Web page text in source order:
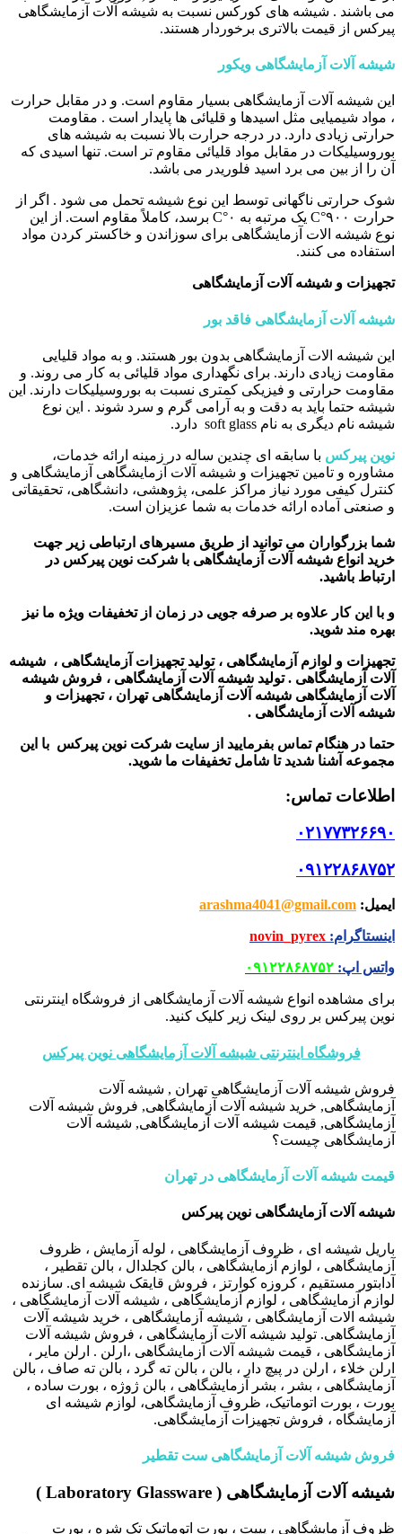
می باشند . شیشه های کورکس نسبت به شیشه آلات آزمایشگاهی
پیرکس از قیمت بالاتری برخوردار هستند.
شیشه آلات آزمایشگاهی ویکور
این شیشه آلات آزمایشگاهی بسیار مقاوم است. و در مقابل حرارت
، مواد شیمیایی مثل اسیدها و قلیائی ها پایدار است . مقاومت
حرارتی زیادی دارد. در درجه حرارت بالا نسبت به شیشه های
بوروسیلیکات در مقابل مواد قلیائی مقاوم تر است. تنها اسیدی که
آن را از بین می برد اسید فلوریدر می باشد.
شوک حرارتی ناگهانی توسط این نوع شیشه تحمل می شود . اگر از
حرارت C°۹۰۰ یک مرتبه به C°۰ برسد، کاملاً مقاوم است. از این
نوع شیشه الات آزمایشگاهی برای سوزاندن و خاکستر کردن مواد
استفاده می کنند.
تجهیزات و شیشه آلات آزمایشگاهی
شیشه آلات آزمایشگاهی فاقد بور
این شیشه الات آزمایشگاهی بدون بور هستند. و به مواد قلیایی
مقاومت زیادی دارند. برای نگهداری مواد قلیائی به کار می روند. و
مقاومت حرارتی و فیزیکی کمتری نسبت به بوروسیلیکات دارند. این
شیشه حتما باید به دقت و به آرامی گرم و سرد شوند . این نوع
شیشه نام دیگری به نام soft glass دارد.
نوین پیرکس با سابقه ای چندین ساله در زمینه ارائه خدمات،
مشاوره و تامین تجهیزات و شیشه آلات آزمایشگاهی آزمایشگاهی و
کنترل کیفی مورد نیاز مراکز علمی، پژوهشی، دانشگاهی، تحقیقاتی
و صنعتی آماده ارائه خدمات به شما عزیزان است.
شما بزرگواران می توانید از طریق مسیرهای ارتباطی زیر جهت
خرید انواع شیشه آلات آزمایشگاهی با شرکت نوین پیرکس در
ارتباط باشید.
و با این کار علاوه بر صرفه جویی در زمان از تخفیفات ویژه ما نیز
بهره مند شوید.
تجهیزات و لوازم آزمایشگاهی ، تولید تجهیزات آزمایشگاهی ، شیشه
آلات آزمایشگاهی . تولید شیشه آلات آزمایشگاهی ، فروش شیشه
آلات آزمایشگاهی شیشه آلات آزمایشگاهی تهران ، تجهیزات و
شیشه آلات آزمایشگاهی .
حتما در هنگام تماس بفرمایید از سایت شرکت نوین پیرکس با این
مجموعه آشنا شدید تا شامل تخفیفات ما شوید.
اطلاعات تماس:
۰۲۱۷۷۳۲۶۶۹۰
۰۹۱۲۲۸۶۸۷۵۲
ایمیل:
arashma4041@gmail.com
اینستاگرام:
novin_pyrex
واتس اپ: ۰۹۱۲۲۸۶۸۷۵۲
برای مشاهده انواع شیشه آلات آزمایشگاهی از فروشگاه اینترنتی
نوین پیرکس بر روی لینک زیر کلیک کنید.
فروشگاه اینترنتی شیشه آلات آزمایشگاهی نوین پیرکس
فروش شیشه آلات آزمایشگاهی تهران , شیشه آلات
آزمایشگاهی, خرید شیشه آلات آزمایشگاهی, فروش شیشه آلات
آزمایشگاهی, قیمت شیشه آلات آزمایشگاهی, شیشه آلات
آزمایشگاهی چیست؟
قیمت شیشه آلات آزمایشگاهی در تهران
شیشه آلات آزمایشگاهی نوین پیرکس
باریل شیشه ای ، ظروف آزمایشگاهی ، لوله آزمایش ، ظروف
آزمایشگاهی ، لوازم آزمایشگاهی ، بالن کجلدال ، بالن تقطیر ،
آدابتور مستقیم ، کروزه کوارتز ، فروش قایقک شیشه ای. سازنده
لوازم آزمایشگاهی ، لوازم آزمایشگاهی ، شیشه آلات آزمایشگاهی ،
شیشه الات آزمایشگاهی ، شیشه آزمایشگاهی ، خرید شیشه آلات
آزمایشگاهی. تولید شیشه آلات آزمایشگاهی ، فروش شیشه آلات
آزمایشگاهی ، قیمت شیشه آلات آزمایشگاهی ،ارلن . ارلن مایر ،
ارلن خلاء ، ارلن در پیچ دار ، بالن ، بالن ته گرد ، بالن ته صاف ، بالن
آزمایشگاهی ، بشر ، بشر آزمایشگاهی ، بالن ژوژه ، بورت ساده ،
بورت ، بورت اتوماتیک، ظروف آزمایشگاهی، لوازم شیشه ای
آزمایشگاه ، فروش تجهیزات آزمایشگاهی.
فروش شیشه آلات آزمایشگاهی ست تقطیر
شیشه آلات آزمایشگاهی ( Laboratory Glassware )
ظروف آزمایشگاهی ، پیپت ، بورت اتوماتیک تک شره ، بورت